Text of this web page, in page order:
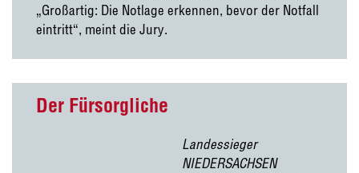
„Großartig: Die Notlage erkennen, bevor der Notfall
eintritt“, meint die Jury.
Der Fürsorgliche
Landessieger
NIEDERSACHSEN